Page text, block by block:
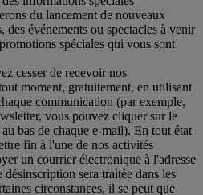
du lancement de nouveaux
événements ou spectacles à venir
spéciales qui vous sont
cesser de recevoir nos
moment, gratuitement, en utilisant
communication (par exemple,
vous pouvez cliquer sur le
bas de chaque e-mail). En tout état
fin à l'une de nos activités
un courrier électronique à l'adresse
désinscription sera traitée dans les
circonstances, il se peut que